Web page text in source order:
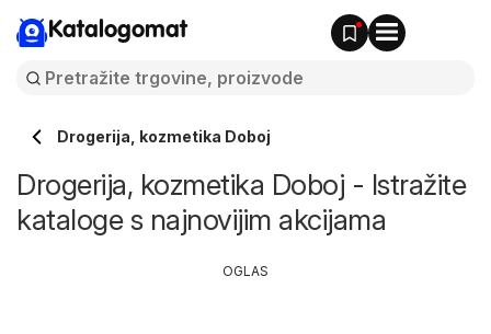
Katalogomat
Drogerija, kozmetika Doboj
Drogerija, kozmetika Doboj - Istražite
kataloge s najnovijim akcijama
OGLAS